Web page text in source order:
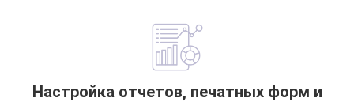
Настройка отчетов, печатных форм и